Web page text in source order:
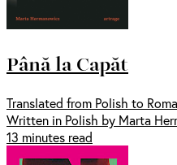
Până la Capăt
Translated from Polish to
Written in Polish by Marta
13 minutes read